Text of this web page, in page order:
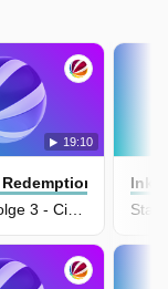
19:10
Staffel 4, Folge 3 - Ciao, kleiner Pfadfinder
Ink